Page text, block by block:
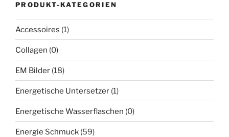
PRODUKT-KATEGORIEN
Accessoires (1)
Collagen (0)
EM Bilder (18)
Energetische Untersetzer (1)
Energetische Wasserflaschen (0)
Energie Schmuck (59)